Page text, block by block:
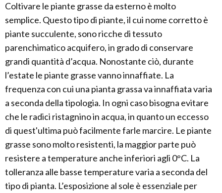
Coltivare le piante grasse da esterno è molto
semplice. Questo tipo di piante, il cui nome corretto è
piante succulente, sono ricche di tessuto
parenchimatico acquifero, in grado di conservare
grandi quantità d’acqua. Nonostante ciò, durante
l’estate le piante grasse vanno innaffiate. La
frequenza con cui una pianta grassa va innaffiata varia
a seconda della tipologia. In ogni caso bisogna evitare
che le radici ristagnino in acqua, in quanto un eccesso
di quest'ultima può facilmente farle marcire. Le piante
grasse sono molto resistenti, la maggior parte può
resistere a temperature anche inferiori agli 0°C. La
tolleranza alle basse temperature varia a seconda del
tipo di pianta. L’esposizione al sole è essenziale per